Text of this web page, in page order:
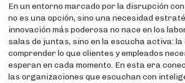
En un entorno marcado por la disrupción
no es una opción, sino una necesidad
innovación más poderosa no nace en los
salas de juntas, sino en la escucha activa:
comprender lo que clientes y empleados
esperan en cada momento. En esta era
las organizaciones que escuchan con